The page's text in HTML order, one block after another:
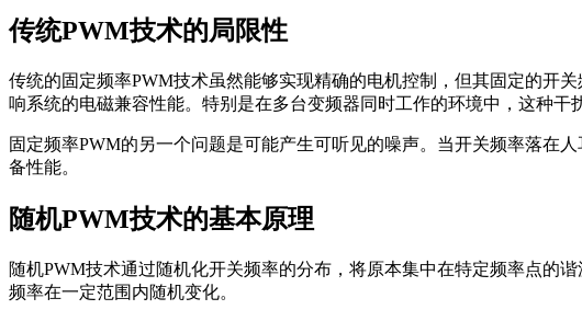
传统PWM技术的局限性
传统的固定频率PWM技术虽然能够实现精确的电机控制，但其固定的开
响系统的电磁兼容性能。特别是在多台变频器同时工作的环境中，这种干
固定频率PWM的另一个问题是可能产生可听见的噪声。当开关频率落在
备性能。
随机PWM技术的基本原理
随机PWM技术通过随机化开关频率的分布，将原本集中在特定频率点的
频率在一定范围内随机变化。